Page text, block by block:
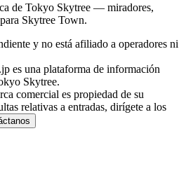
de Tokyo Skytree — miradores,
Skytree Town.
y no está afiliado a operadores ni
es una plataforma de información
Skytree.
comercial es propiedad de su
relativas a entradas, dirígete a los